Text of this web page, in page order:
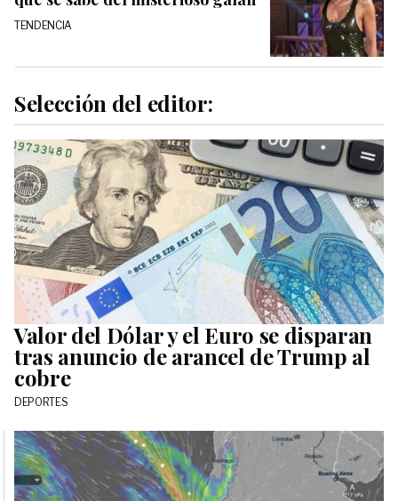
TENDENCIA
Selección del editor:
Valor del Dólar y el Euro se disparan
tras anuncio de arancel de Trump al
cobre
DEPORTES